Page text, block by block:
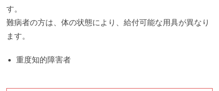
す。
難病者の方は、体の状態により、給付可能な用具が異なり
ます。
重度知的障害者